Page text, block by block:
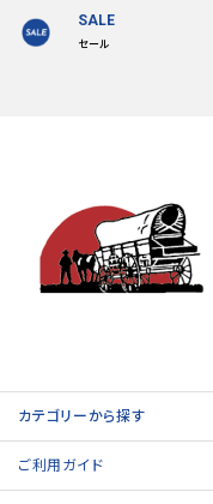
SALE
セール
カテゴリーから探す
ご利用ガイド